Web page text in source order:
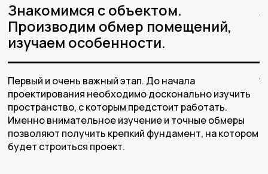
Знакомимся с объектом.
Производим обмер помещений,
изучаем особенности.
Первый и очень важный этап. До начала
проектирования необходимо досконально изучить
пространство, с которым предстоит работать.
Именно внимательное изучение и точные обмеры
позволяют получить крепкий фундамент, на котором
будет строиться проект.